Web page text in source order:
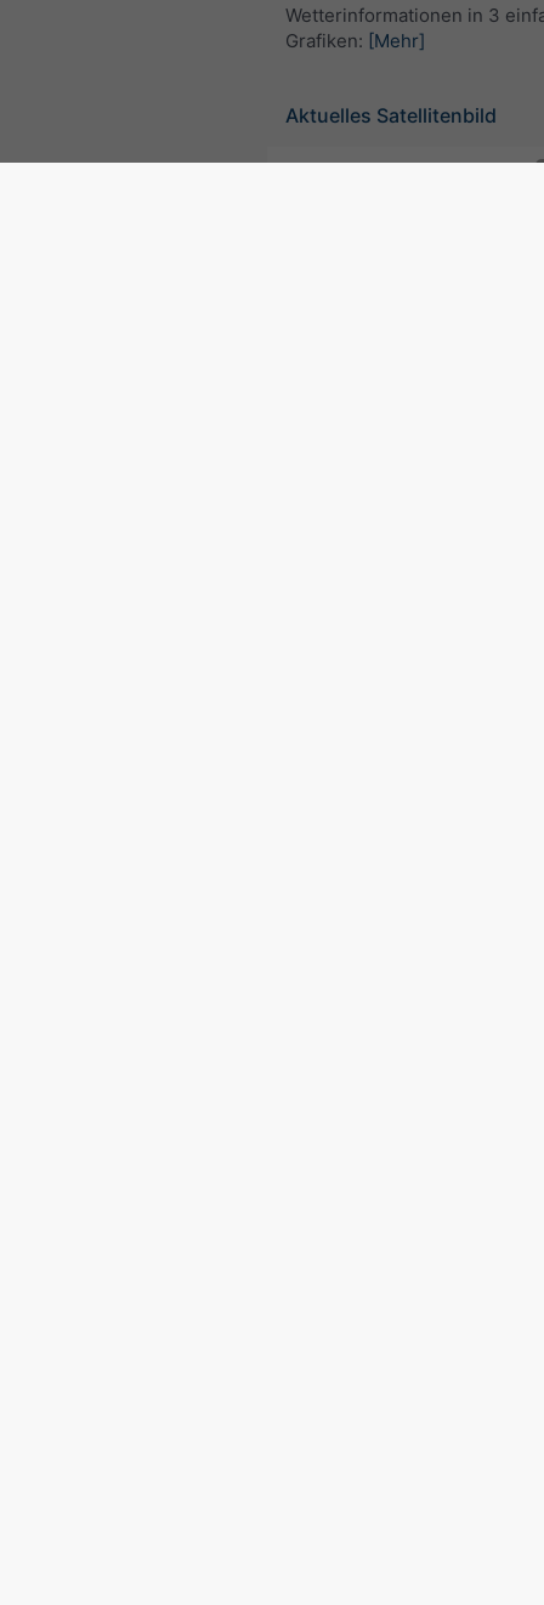
Wetterinformationen in 3
Grafiken: [Mehr]
Aktuelles Satellitenbild